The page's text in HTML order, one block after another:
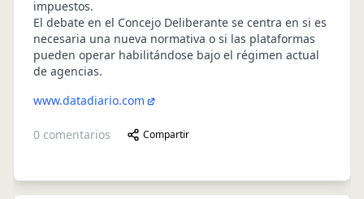
impuestos.
El debate en el Concejo Deliberante se centra en si es
necesaria una nueva normativa o si las plataformas
pueden operar habilitándose bajo el régimen actual
de agencias.
www.datadiario.com
0 comentarios Compartir